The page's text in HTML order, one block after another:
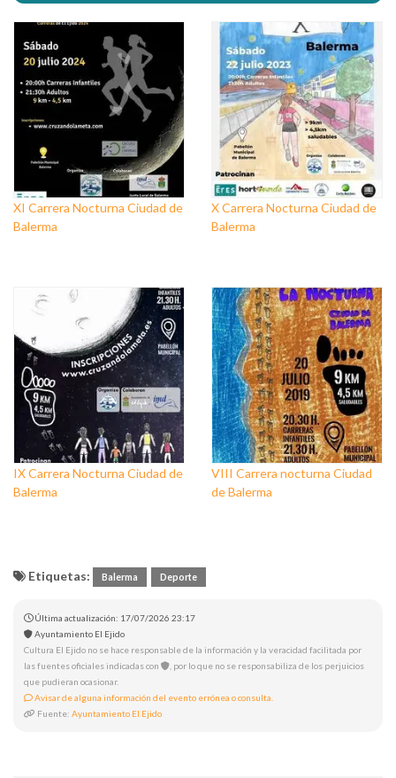
XI Carrera Nocturna Ciudad de
Balerma
X Carrera Nocturna Ciudad de
Balerma
IX Carrera Nocturna Ciudad de
Balerma
VIII Carrera nocturna Ciudad
de Balerma
Etiquetas: Balerma Deporte
Última actualización: 17/07/2026 23:17
Ayuntamiento El Ejido
Cultura El Ejido no se hace responsable de la información y la veracidad facilitada por
las fuentes oficiales indicadas con
, por lo que no se responsabiliza de los perjuicios
que pudieran ocasionar.
Avisar de alguna información del evento errónea o consulta.
Fuente: Ayuntamiento El Ejido